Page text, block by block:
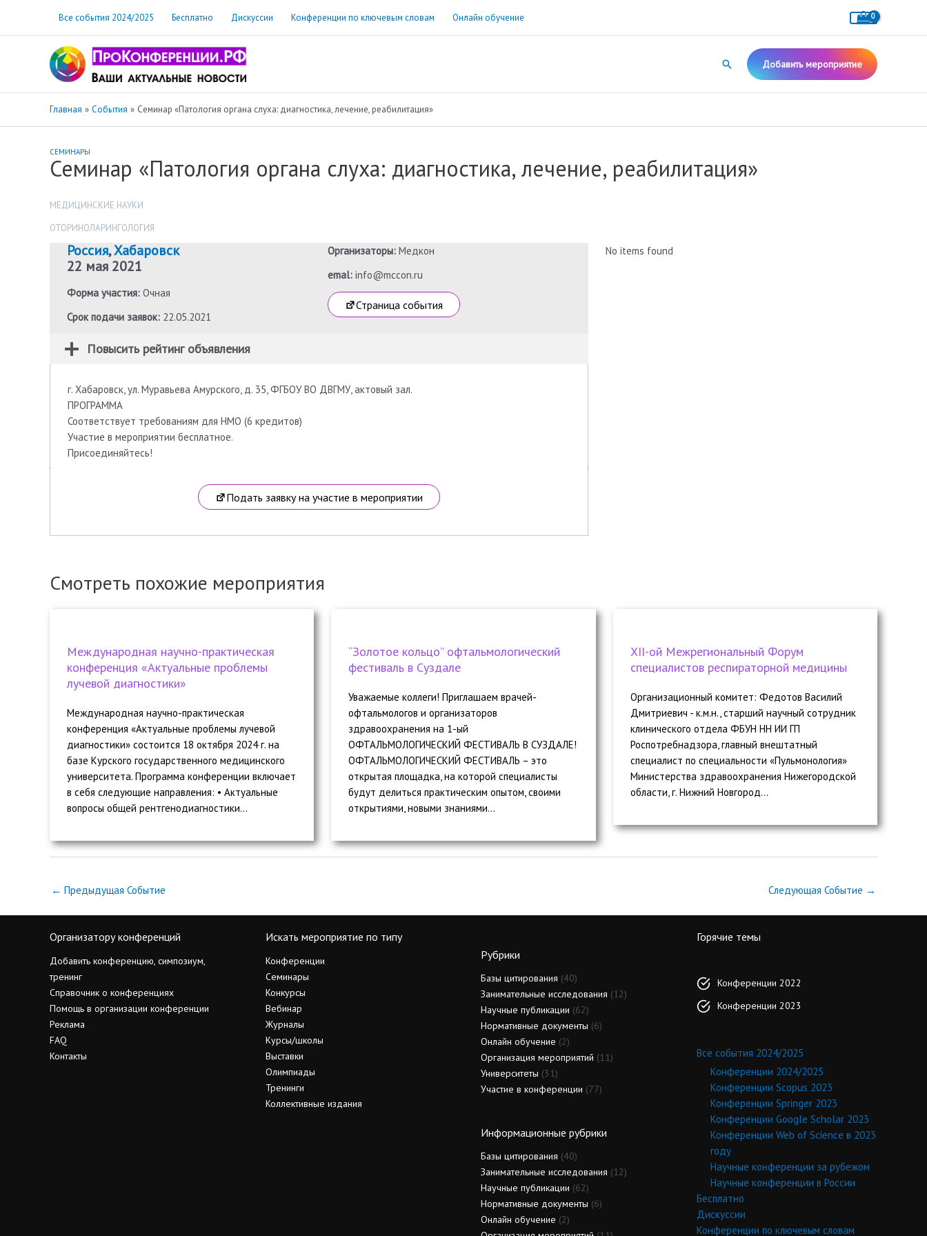
содержимому
Все события 2024/2025 Бесплатно Дискуссии Конференции по ключевым словам Онлайн обучение
Поиск Добавить мероприятие
Главная События Семинар «Патология органа слуха: диагностика, лечение, реабилитация»
СЕМИНАРЫ
Семинар «Патология органа слуха: диагностика, лечение, реабилитация»
МЕДИЦИНСКИЕ НАУКИ
ОТОРИНОЛАРИНГОЛОГИЯ
Россия,Хабаровск
22 мая 2021
Форма участия: Очная
Срок подачи заявок: 22.05.2021
Организаторы: Медкон
emal:info@mccon.ru
Страница события
Повысить рейтинг объявления
г. Хабаровск, ул. Муравьева Амурского, д. 35, ФГБОУ ВО ДВГМУ, актовый зал.
ПРОГРАММА
Соответствует требованиям для НМО (6 кредитов)
Участие в мероприятии бесплатное.
Присоединяйтесь!
Подать заявку на участие в мероприятии
No items found
Смотреть похожие мероприятия
Международная научно-практическая
конференция «Актуальные проблемы
лучевой диагностики»
Международная научно-практическая
конференция «Актуальные проблемы лучевой
диагностики» состоится 18 октября 2024 г. на
базе Курского государственного медицинского
университета. Программа конференции включает
в себя следующие направления: • Актуальные
вопросы общей рентгенодиагностики...
“Золотое кольцо” офтальмологический
фестиваль в Суздале
Уважаемые коллеги! Приглашаем врачей-
офтальмологов и организаторов
здравоохранения на 1-ый
ОФТАЛЬМОЛОГИЧЕСКИЙ ФЕСТИВАЛЬ В СУЗДАЛЕ!
ОФТАЛЬМОЛОГИЧЕСКИЙ ФЕСТИВАЛЬ – это
открытая площадка, на которой специалисты
будут делиться практическим опытом, своими
открытиями, новыми знаниями...
ХII-ой Межрегиональный Форум
специалистов респираторной медицины
Организационный комитет: Федотов Василий
Дмитриевич - к.м.н., старший научный сотрудник
клинического отдела ФБУН НН ИИ ГП
Роспотребнадзора, главный внештатный
специалист по специальности «Пульмонология»
Министерства здравоохранения Нижегородской
области, г. Нижний Новгород...
← Предыдущая Событие Следующая Событие →
Организатору конференций
Добавить конференцию, симпозиум,
тренинг
Справочник о конференциях
Помощь в организации конференции
Реклама
FAQ
Контакты
Искать мероприятие по типу
Конференции
Семинары
Конкурсы
Вебинар
Журналы
Курсы/школы
Выставки
Олимпиады
Тренинги
Коллективные издания
Рубрики
Базы цитирования (40)
Занимательные исследования (12)
Научные публикации (62)
Нормативные документы (6)
Онлайн обучение (2)
Организация мероприятий (11)
Университеты (31)
Участие в конференции (77)
Информационные рубрики
Базы цитирования (40)
Занимательные исследования (12)
Научные публикации (62)
Нормативные документы (6)
Онлайн обучение (2)
Горячие темы
Конференции 2022
Конференции 2023
Все события 2024/2025
Конференции 2024/2025
Конференции Scopus 2023
Конференции Springer 2023
Конференции Google Scholar 2023
Конференции Web of Science в 2023
году
Научные конференции за рубежом
Научные конференции в России
Бесплатно
Дискуссии
Конференции по ключевым словам